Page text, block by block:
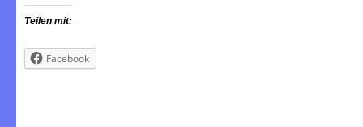
Teilen mit:
Facebook